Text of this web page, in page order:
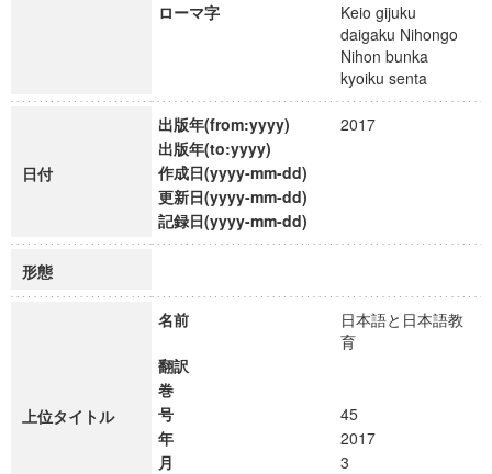
ローマ字
Keio gijuku
daigaku Nihongo
Nihon bunka
kyoiku senta
日付
出版年(from:yyyy)
2017
出版年(to:yyyy)
作成日(yyyy-mm-dd)
更新日(yyyy-mm-dd)
記録日(yyyy-mm-dd)
形態
上位タイトル
名前
日本語と日本語教
育
翻訳
巻
号
45
年
2017
月
3